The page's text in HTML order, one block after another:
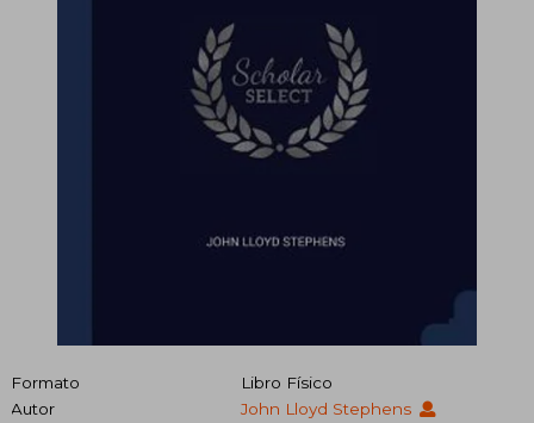
Formato
Libro Físico
Autor
John Lloyd Stephens